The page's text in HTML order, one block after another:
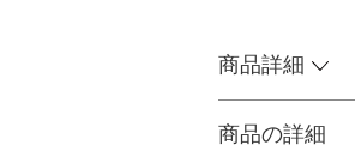
商品詳細
商品の詳細